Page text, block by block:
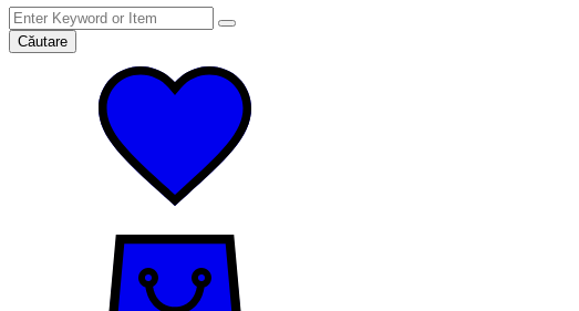
Căutare